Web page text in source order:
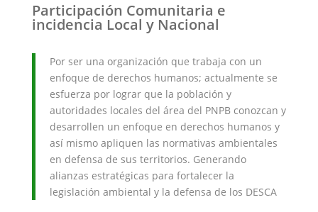
Participación Comunitaria e
incidencia Local y Nacional
Por ser una organización que trabaja con un
enfoque de derechos humanos; actualmente se
esfuerza por lograr que la población y
autoridades locales del área del PNPB conozcan y
desarrollen un enfoque en derechos humanos y
así mismo apliquen las normativas ambientales
en defensa de sus territorios. Generando
alianzas estratégicas para fortalecer la
legislación ambiental y la defensa de los DESCA